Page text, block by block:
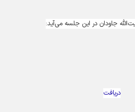
جاودان در این جلسه می‌آید:
دریافت